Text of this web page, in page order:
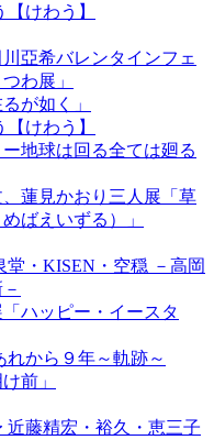
けわう】
亞希バレンタインフェ
わ展」
が如く」
けわう】
地球は回る全ては廻る
蓮見かおり三人展「草
ばえいずる）」
堂・KISEN・空穏 －高岡
ハッピー・イースタ
れから９年～軌跡～
前」
近藤精宏・裕久・恵三子